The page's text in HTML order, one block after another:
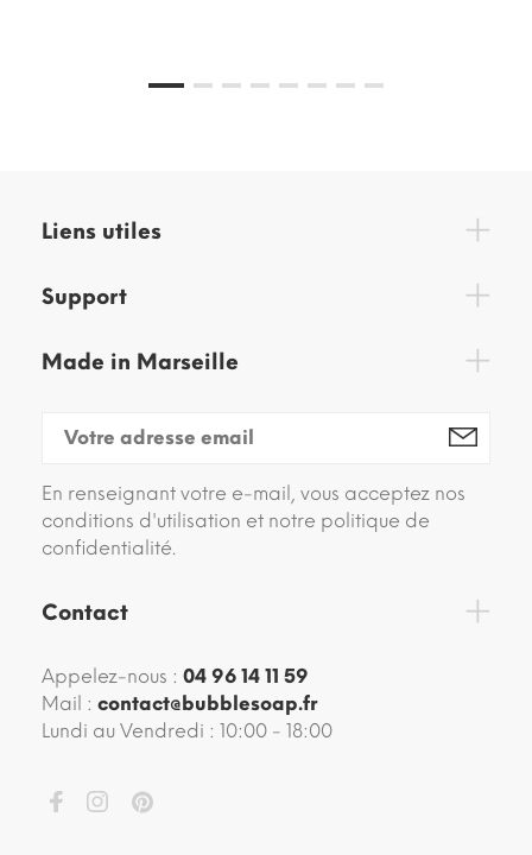
Liens utiles
Support
Made in Marseille
En renseignant votre e-mail, vous acceptez nos
conditions d'utilisation et notre politique de
confidentialité.
Contact
Appelez-nous : 04 96 14 11 59
Mail : contact@bubblesoap.fr
Lundi au Vendredi : 10:00 - 18:00